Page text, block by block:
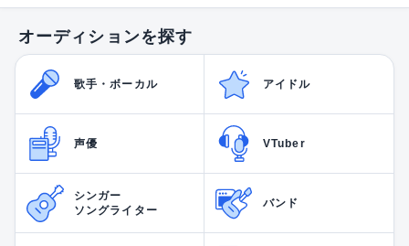
オーディションを探す
歌手・ボーカル アイドル
声優 VTuber
シンガー
ソングライター
バンド